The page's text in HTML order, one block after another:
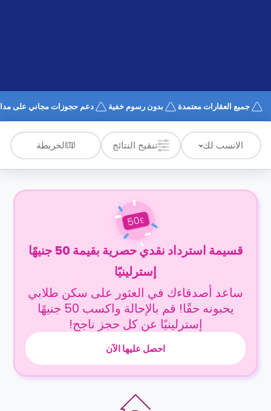
كيف
تعمل؟
الأسئلة
الشائعة
جميع العقارات معتمدة بدون رسوم خفية دعم حجوزات مجاني على مدار
الانسب لك تنقيح النتائج الخريطة
£
50
قسيمة استرداد نقدي حصرية بقيمة 50 جنيهًا
إسترلينيًا
ساعد أصدقاءك في العثور على سكن طلابي
يحبونه حقًا! قم بالإحالة واكسب 50 جنيهًا
إسترلينيًا عن كل حجز ناجح!
احصل عليها الآن